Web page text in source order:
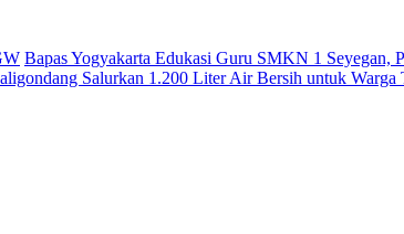
Bapas Yogyakarta Edukasi Guru SMKN 1 Seyegan,
Salurkan 1.200 Liter Air Bersih untuk Warga